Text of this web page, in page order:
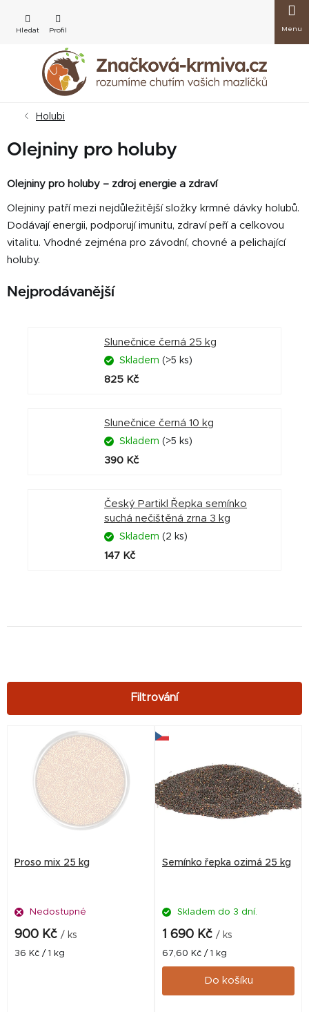
obsah
košík
Holubi
Olejniny pro holuby
Olejniny pro holuby – zdroj energie a zdraví
Olejniny patří mezi nejdůležitější složky krmné dávky holubů.
Dodávají energii, podporují imunitu, zdraví peří a celkovou
vitalitu. Vhodné zejména pro závodní, chovné a pelichající
holuby.
Nejprodávanější
Slunečnice černá 25 kg
Skladem (>5 ks)
825 Kč
Slunečnice černá 10 kg
Skladem (>5 ks)
390 Kč
Český Partikl Řepka semínko
suchá nečištěná zrna 3 kg
Skladem (2 ks)
147 Kč
Proso mix 25 kg
Nedostupné
900 Kč / ks
Měrná
36 Kč / 1 kg
Semínko řepka ozimá 25 kg
Skladem do 3 dní.
1 690 Kč / ks
Měrná
cena:
67,60 Kč / 1 kg
Do košíku